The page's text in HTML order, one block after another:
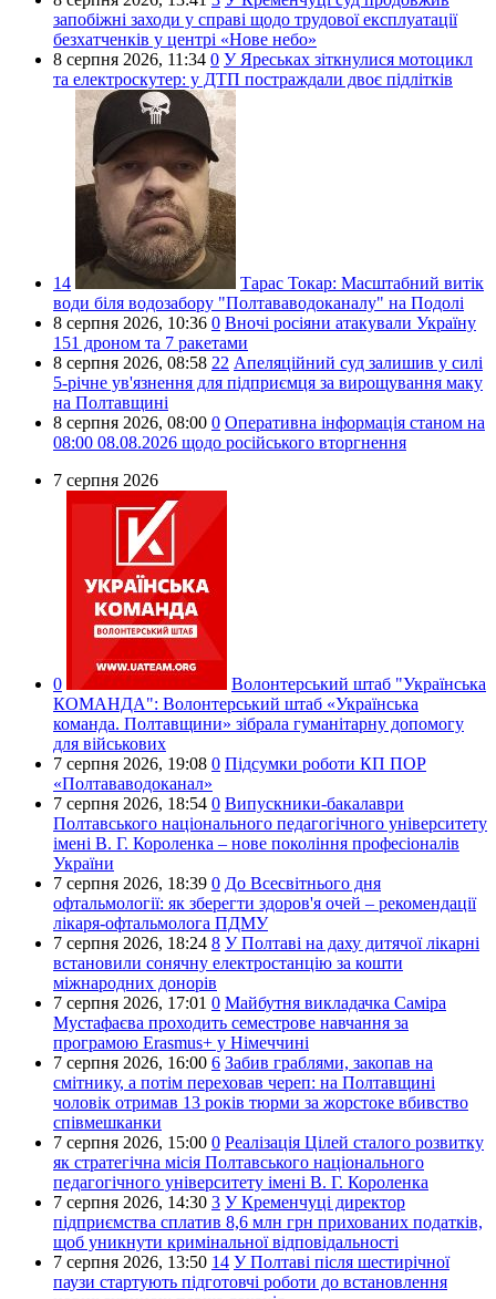
запобіжні заходи у справі щодо трудової експлуатації
безхатченків у центрі «Нове небо»
8 серпня 2026, 11:34 0 У Яреськах зіткнулися мотоцикл
та електроскутер: у ДТП постраждали двоє підлітків
14 Тарас Токар: Масштабний витік
води біля водозабору "Полтававодоканалу" на Подолі
8 серпня 2026, 10:36 0 Вночі росіяни атакували Україну
151 дроном та 7 ракетами
8 серпня 2026, 08:58 22 Апеляційний суд залишив у силі
5-річне ув'язнення для підприємця за вирощування маку
на Полтавщині
8 серпня 2026, 08:00 0 Оперативна інформація станом на
08:00 08.08.2026 щодо російського вторгнення
7 серпня 2026
0
Волонтерський штаб "Українська
КОМАНДА": Волонтерський штаб «Українська
команда. Полтавщини» зібрала гуманітарну допомогу
для військових
7 серпня 2026, 19:08 0 Підсумки роботи КП ПОР
«Полтававодоканал»
7 серпня 2026, 18:54 0 Випускники-бакалаври
Полтавського національного педагогічного університету
імені В. Г. Короленка – нове покоління професіоналів
України
7 серпня 2026, 18:39 0 До Всесвітнього дня
офтальмології: як зберегти здоров'я очей – рекомендації
лікаря-офтальмолога ПДМУ
7 серпня 2026, 18:24 8 У Полтаві на даху дитячої лікарні
встановили сонячну електростанцію за кошти
міжнародних донорів
7 серпня 2026, 17:01 0 Майбутня викладачка Саміра
Мустафаєва проходить семестрове навчання за
програмою Erasmus+ у Німеччині
7 серпня 2026, 16:00 6 Забив граблями, закопав на
смітнику, а потім переховав череп: на Полтавщині
чоловік отримав 13 років тюрми за жорстоке вбивство
співмешканки
7 серпня 2026, 15:00 0 Реалізація Цілей сталого розвитку
як стратегічна місія Полтавського національного
педагогічного університету імені В. Г. Короленка
7 серпня 2026, 14:30 3 У Кременчуці директор
підприємства сплатив 8,6 млн грн прихованих податків,
щоб уникнути кримінальної відповідальності
7 серпня 2026, 13:50 14 У Полтаві після шестирічної
паузи стартують підготовчі роботи до встановлення